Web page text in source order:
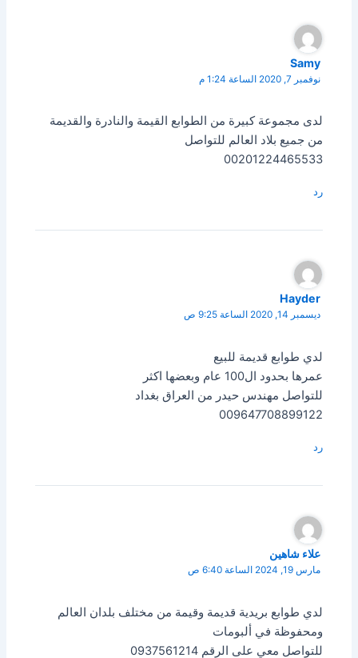
Samy
نوفمبر 7, 2020 الساعة 1:24 م
لدى مجموعة كبيرة من الطوابع القيمة والنادرة والقديمة
من جميع بلاد العالم للتواصل
00201224465533
رد
Hayder
ديسمبر 14, 2020 الساعة 9:25 ص
لدي طوابع قديمة للبيع
عمرها بحدود ال100 عام وبعضها اكثر
للتواصل مهندس حيدر من العراق بغداد
009647708899122
رد
علاء شاهين
مارس 19, 2024 الساعة 6:40 ص
لدي طوابع بريدية قديمة وقيمة من مختلف بلدان العالم
ومحفوظة في ألبومات
للتواصل معي على الرقم 0937561214